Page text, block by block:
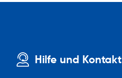
Hilfe und Kontakt